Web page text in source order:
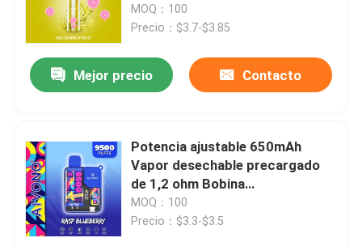
Productos
Vídeos
Resistencia a la bobina
MOQ：100
Precio：$3.7-$3.85
Mejor precio Contacto
Potencia ajustable 650mAh
Vapor desechable precargado
de 1,2 ohm Bobina
10pcs/paquete
MOQ：100
Precio：$3.3-$3.5